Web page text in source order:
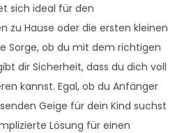
sich ideal für den
zu Hause oder die ersten kleinen
Sorge, ob du mit dem richtigen
dir Sicherheit, dass du dich voll
kannst. Egal, ob du Anfänger
Geige für dein Kind suchst
Lösung für einen